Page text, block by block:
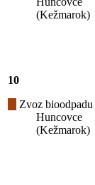
(Kežmarok)
10
Zvoz bioodpadu
Huncovce
(Kežmarok)